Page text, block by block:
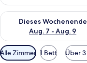
Dieses Wochenende
Aug. 7 - Aug. 9
Überprüfe die
Verfügbare
Filter
Alle Zimmer 1 Bett Über